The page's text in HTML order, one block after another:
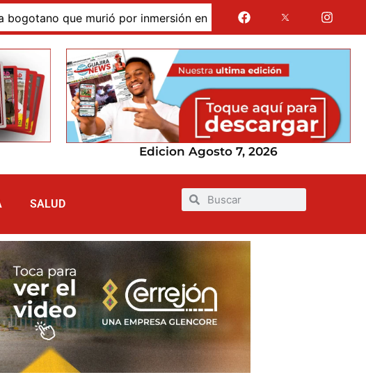
que murió por inmersión en las dunas de Taroa; su cuerpo
Edicion Agosto 7, 2026
SALUD